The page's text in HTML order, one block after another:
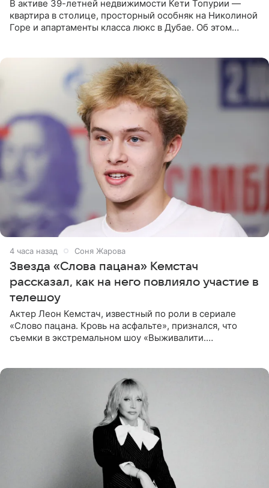
В активе 39-летней недвижимости Кети Топурии —
квартира в столице, просторный особняк на Николиной
Горе и апартаменты класса люкс в Дубае. Об этом
4 часа назад Соня Жарова
Звезда «Слова пацана» Кемстач
рассказал, как на него повлияло участие в
телешоу
Актер Леон Кемстач, известный по роли в сериале
«Слово пацана. Кровь на асфальте», признался, что
съемки в экстремальном шоу «Выживалити.